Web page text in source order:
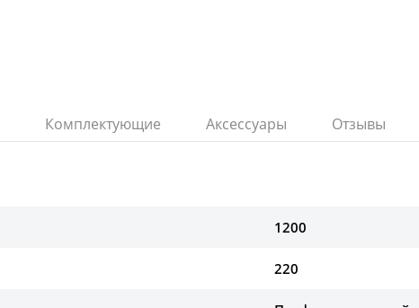
Комплектующие Аксессуары Отзывы
1200
220